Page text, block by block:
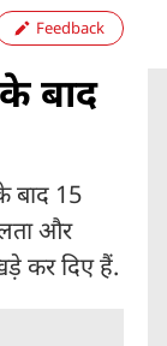
Feedback
बाद
बाद 15
और
कर दिए हैं.